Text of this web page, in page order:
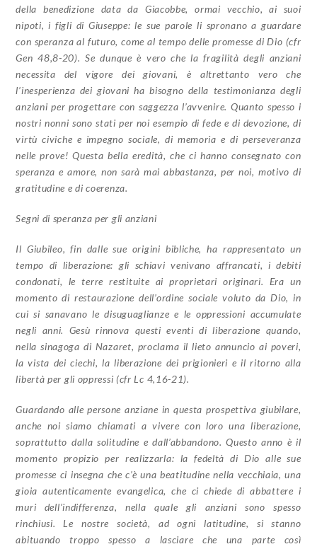
della benedizione data da Giacobbe, ormai vecchio, ai suoi
nipoti, i figli di Giuseppe: le sue parole li spronano a guardare
con speranza al futuro, come al tempo delle promesse di Dio (cfr
Gen 48,8-20). Se dunque è vero che la fragilità degli anziani
necessita del vigore dei giovani, è altrettanto vero che
l’inesperienza dei giovani ha bisogno della testimonianza degli
anziani per progettare con saggezza l’avvenire. Quanto spesso i
nostri nonni sono stati per noi esempio di fede e di devozione, di
virtù civiche e impegno sociale, di memoria e di perseveranza
nelle prove! Questa bella eredità, che ci hanno consegnato con
speranza e amore, non sarà mai abbastanza, per noi, motivo di
gratitudine e di coerenza.
Segni di speranza per gli anziani
Il Giubileo, fin dalle sue origini bibliche, ha rappresentato un
tempo di liberazione: gli schiavi venivano affrancati, i debiti
condonati, le terre restituite ai proprietari originari. Era un
momento di restaurazione dell’ordine sociale voluto da Dio, in
cui si sanavano le disuguaglianze e le oppressioni accumulate
negli anni. Gesù rinnova questi eventi di liberazione quando,
nella sinagoga di Nazaret, proclama il lieto annuncio ai poveri,
la vista dei ciechi, la liberazione dei prigionieri e il ritorno alla
libertà per gli oppressi (cfr Lc 4,16-21).
Guardando alle persone anziane in questa prospettiva giubilare,
anche noi siamo chiamati a vivere con loro una liberazione,
soprattutto dalla solitudine e dall’abbandono. Questo anno è il
momento propizio per realizzarla: la fedeltà di Dio alle sue
promesse ci insegna che c’è una beatitudine nella vecchiaia, una
gioia autenticamente evangelica, che ci chiede di abbattere i
muri dell’indifferenza, nella quale gli anziani sono spesso
rinchiusi. Le nostre società, ad ogni latitudine, si stanno
abituando troppo spesso a lasciare che una parte così